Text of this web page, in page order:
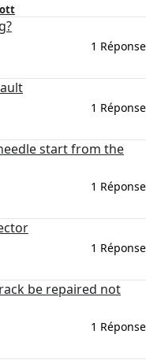
1 Réponse
1 Réponse
start from the
1 Réponse
1 Réponse
be repaired not
1 Réponse